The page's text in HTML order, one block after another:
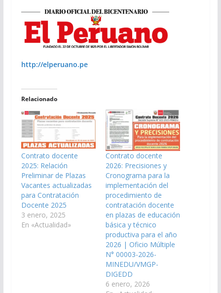
http://elperuano.pe
Relacionado
Contrato docente
2025: Relación
Preliminar de Plazas
Vacantes actualizadas
para Contratación
Docente 2025
3 enero, 2025
En «Actualidad»
Contrato docente
2026: Precisiones y
Cronograma para la
implementación del
procedimiento de
contratación docente
en plazas de educación
básica y técnico
productiva para el año
2026 | Oficio Múltiple
N° 00003-2026-
MINEDU/VMGP-
DIGEDD
6 enero, 2026